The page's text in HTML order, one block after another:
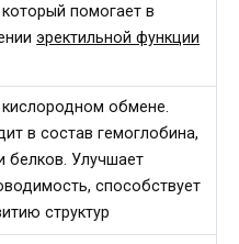
помогает в
эректильной функции
кислородном обмене.
в состав гемоглобина,
белков. Улучшает
способствует
структур